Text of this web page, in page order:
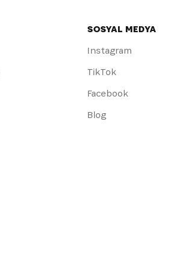
SOSYAL MEDYA
Instagram
TikTok
Facebook
Blog